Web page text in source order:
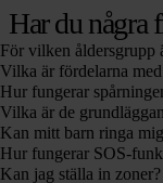
Har du några
För vilken åldersgrupp
Vilka är fördelarna
Hur fungerar
Vilka är de
Kan mitt barn ringa
Hur fungerar SOS-
Kan jag ställa in zoner?